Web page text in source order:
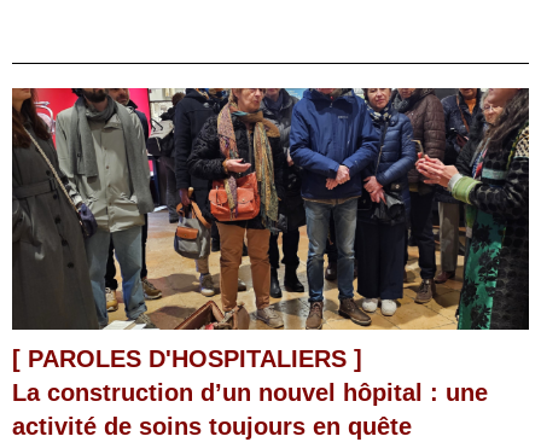
La construction d’un nouvel hôpital : une
activité de soins toujours en quête
[ PAROLES D'HOSPITALIERS ]